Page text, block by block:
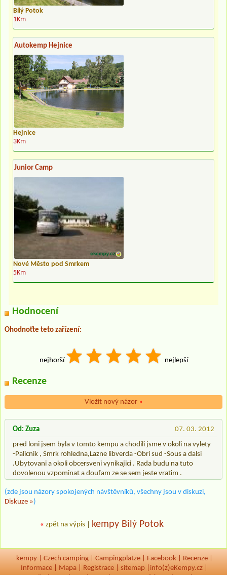
Bílý Potok
1Km
Autokemp Hejnice
Hejnice
3Km
Junior Camp
Nové Město pod Smrkem
5Km
Hodnocení
Ohodnoťte teto zařízení:
nejhorší nejlepší
Recenze
Vložit nový názor »
07. 03. 2012
Od: Zuza
pred loni jsem byla v tomto kempu a chodili jsme v okoli na vylety
-Palicnik , Smrk rohledna,Lazne libverda -Obri sud -Sous a dalsi
.Ubytovani a okoli obcersveni vynikajici . Rada budu na tuto
dovolenou vzpominat a doufam ze se sem jeste vratim .
(zde jsou názory spokojených návštěvníků, všechny jsou v diskuzi,
Diskuze »)
« zpět na výpis kempy Bilý Potok
kempy Czech camping Campingplätze Facebook Recenze
Informace
Mapa Registrace sitemap
info(z)eKempy.cz |